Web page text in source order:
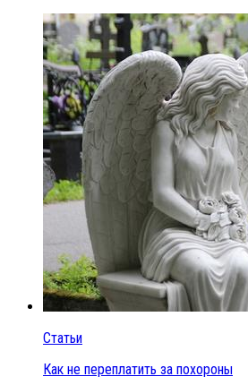
Статьи
Как не переплатить за похороны